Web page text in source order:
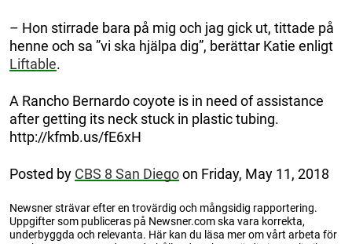
– Hon stirrade bara på mig och jag gick ut, tittade på
henne och sa ”vi ska hjälpa dig”, berättar Katie enligt
Liftable.
A Rancho Bernardo coyote is in need of assistance
after getting its neck stuck in plastic tubing.
http://kfmb.us/fE6xH
Posted by CBS 8 San Diegoon Friday, May 11, 2018
Newsner strävar efter en trovärdig och mångsidig rapportering.
Uppgifter som publiceras på Newsner.com ska vara korrekta,
underbyggda och relevanta. Här kan du läsa mer om vårt arbeta för